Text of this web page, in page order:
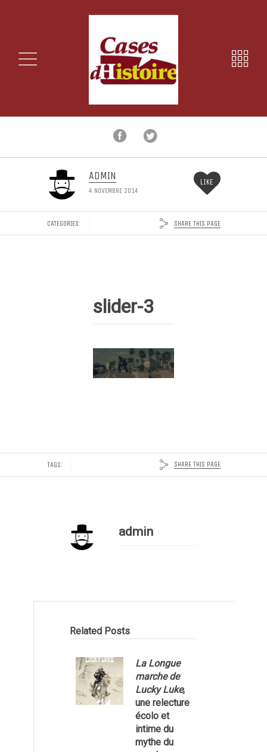
ADMIN
4 NOVEMBRE 2014
LIKE
CATEGORIES: SHARE THIS PAGE
slider-3
TAGS: SHARE THIS PAGE
admin
Related Posts
La Longue
marche de
Lucky Luke,
une relecture
écolo et
intime du
mythe du